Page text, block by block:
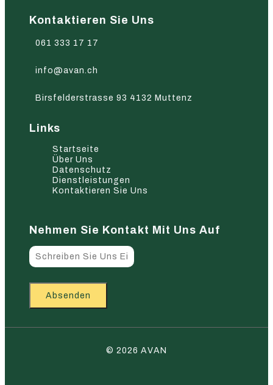
Kontaktieren Sie Uns
061 333 17 17
info@avan.ch
Birsfelderstrasse 93 4132 Muttenz
Links
Startseite
Über Uns
Datenschutz
Dienstleistungen
Kontaktieren Sie Uns
Nehmen Sie Kontakt Mit Uns Auf
Absenden
© 2026 AVAN